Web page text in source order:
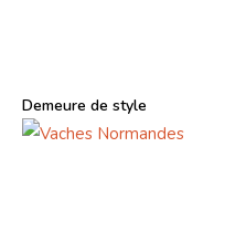
Demeure de style